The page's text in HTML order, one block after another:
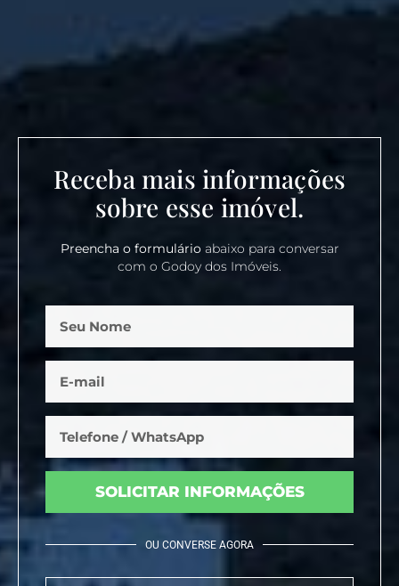
Receba mais informações
sobre esse imóvel.
Preencha o formulárioabaixo para conversar
com o Godoy dos Imóveis.
SOLICITAR INFORMAÇÕES
OU CONVERSE AGORA